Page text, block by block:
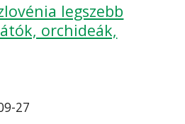
legszebb
orchideák,
27